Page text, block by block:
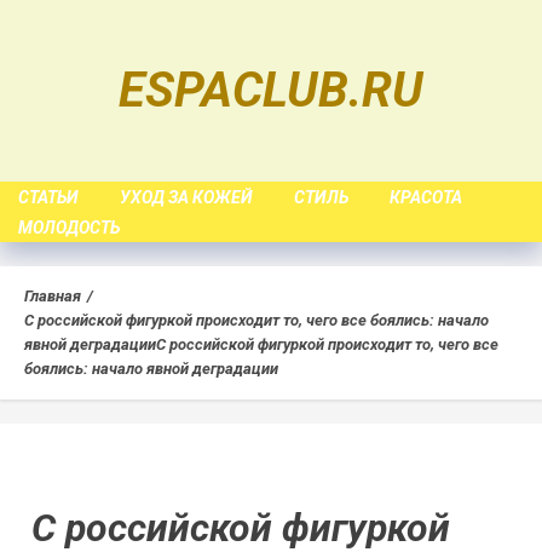
ESPACLUB.RU
СТАТЬИ УХОД ЗА КОЖЕЙ СТИЛЬ
КРАСОТА
МОЛОДОСТЬ
Главная
С российской фигуркой происходит то, чего все боялись: начало
явной деградацииС российской фигуркой происходит то, чего все
боялись: начало явной деградации
С российской фигуркой